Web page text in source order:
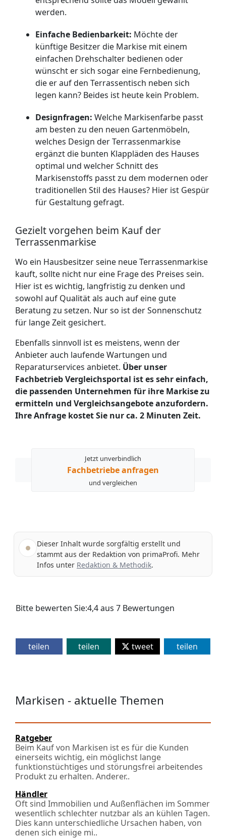
werden.
Einfache Bedienbarkeit: Möchte der
künftige Besitzer die Markise mit einem
einfachen Drehschalter bedienen oder
wünscht er sich sogar eine Fernbedienung,
die er auf den Terrassentisch neben sich
legen kann? Beides ist heute kein Problem.
Designfragen: Welche Markisenfarbe passt
am besten zu den neuen Gartenmöbeln,
welches Design der Terrassenmarkise
ergänzt die bunten Klappläden des Hauses
optimal und welcher Schnitt des
Markisenstoffs passt zu dem modernen oder
traditionellen Stil des Hauses? Hier ist Gespür
für Gestaltung gefragt.
Gezielt vorgehen beim Kauf der
Terrassenmarkise
Wo ein Hausbesitzer seine neue Terrassenmarkise
kauft, sollte nicht nur eine Frage des Preises sein.
Hier ist es wichtig, langfristig zu denken und
sowohl auf Qualität als auch auf eine gute
Beratung zu setzen. Nur so ist der Sonnenschutz
für lange Zeit gesichert.
Ebenfalls sinnvoll ist es meistens, wenn der
Anbieter auch laufende Wartungen und
Reparaturservices anbietet. Über unser
Fachbetrieb Vergleichsportal ist es sehr einfach,
die passenden Unternehmen für ihre Markise zu
ermitteln und Vergleichsangebote anzu­fordern.
Ihre Anfrage kostet Sie nur ca. 2 Minuten Zeit.
Jetzt unverbindlich
Fachbetriebe anfragen
und vergleichen
Dieser Inhalt wurde sorgfältig erstellt und
stammt aus der Redaktion von primaProfi. Mehr
Infos unter Redaktion & Methodik.
Bitte bewerten Sie:4,4aus 7 Bewertungen
teilen teilen tweet teilen
Markisen - aktuelle Themen
Ratgeber
Beim Kauf von Markisen ist es für die Kunden
einerseits wichtig, ein möglichst lange
funktionstüchtiges und störungsfrei arbeitendes
Produkt zu erhalten. Anderer..
Händler
Oft sind Immobilien und Außenflächen im Sommer
wesentlich schlechter nutzbar als an kühlen Tagen.
Dies kann unterschiedliche Ursachen haben, von
denen sich einige mi..